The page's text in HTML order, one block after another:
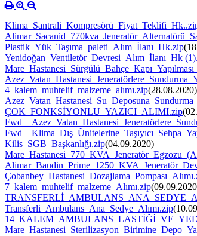
Plastik_Yük_Taşıma_paleti_Alım_İlanı_Hk.zip
Yenidoğan_Ventiletör_Devresi_Alım_İlanı_Hk
4_kalem_muhtelif_malzeme_alımı.zip(28.08.2020)
ÇOK_FONKSİYONLU_YAZICI_ALIMI.zip
Kilis_SGB_Başkanlığı.zip(04.09.2020)
7_kalem_muhtelif_malzeme_Alımı.zip
Transferli_Ambulans_Ana_Sedye_Alımı.zip